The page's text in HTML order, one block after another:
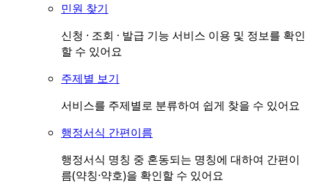
민원 찾기
신청 · 조회 · 발급 기능 서비스 이용 및 정보를 확인
할 수 있어요
주제별 보기
서비스를 주제별로 분류하여 쉽게 찾을 수 있어요
행정서식 간편이름
행정서식 명칭 중 혼동되는 명칭에 대하여 간편이
름(약칭·약호)을 확인할 수 있어요